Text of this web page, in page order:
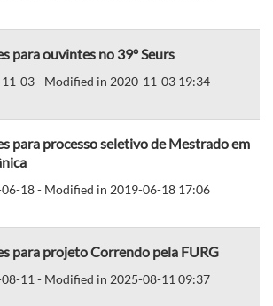
para ouvintes no 39º Seurs
03 - Modified in 2020-11-03 19:34
para processo seletivo de Mestrado em
18 - Modified in 2019-06-18 17:06
para projeto Correndo pela FURG
11 - Modified in 2025-08-11 09:37